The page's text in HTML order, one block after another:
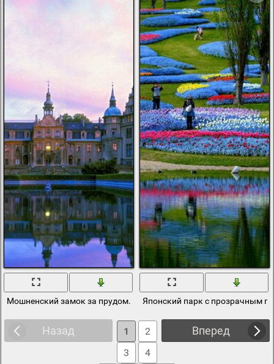
Мошненский замок за прудом. Красивый дворецЯпонский парк с прозрачным
Назад Вперед
1
2
3
4